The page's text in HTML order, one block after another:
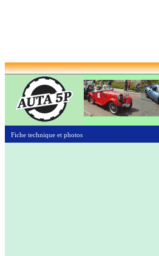
Fiche technique et photos